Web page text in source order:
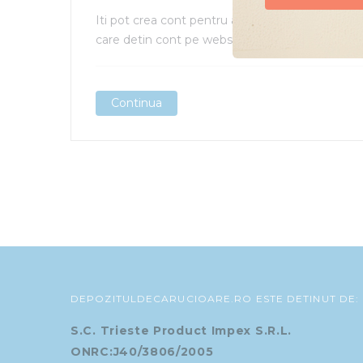
Iti pot crea cont pentru a beneficia de
care detin cont pe websiteul nostru.
Continua
Continua
DEPOZITULDECARUCIOARE.RO ESTE DETINUT DE:
S.C. Trieste Product Impex S.R.L.
ONRC:J40/3806/2005